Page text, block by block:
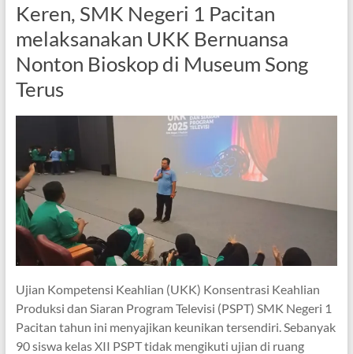
Keren, SMK Negeri 1 Pacitan
melaksanakan UKK Bernuansa
Nonton Bioskop di Museum Song
Terus
Ujian Kompetensi Keahlian (UKK) Konsentrasi Keahlian
Produksi dan Siaran Program Televisi (PSPT) SMK Negeri 1
Pacitan tahun ini menyajikan keunikan tersendiri. Sebanyak
90 siswa kelas XII PSPT tidak mengikuti ujian di ruang